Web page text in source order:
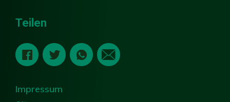
Teilen
Impressum